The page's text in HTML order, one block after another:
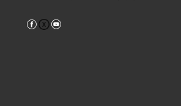
Facebook